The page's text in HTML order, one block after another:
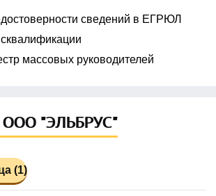
сведений в ЕГРЮЛ
массовых руководителей
ООО "ЭЛЬБРУС"
(1)